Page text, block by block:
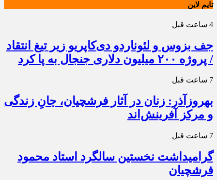
تایم لاین
4 ساعت قبل
جف بزوس و لئوناردو دی‌کاپریو زیر تیغ انتقاد
/ پروژه ۲۰۰ میلیون دلاری جنجال به پا کرد
7 ساعت قبل
بهروزآذر: زنان در آثار فرشچیان، جانِ زندگی
و مرکز آفرینش‌اند
7 ساعت قبل
گرامیداشت نخستین سالگرد استاد محمود
فرشچیان